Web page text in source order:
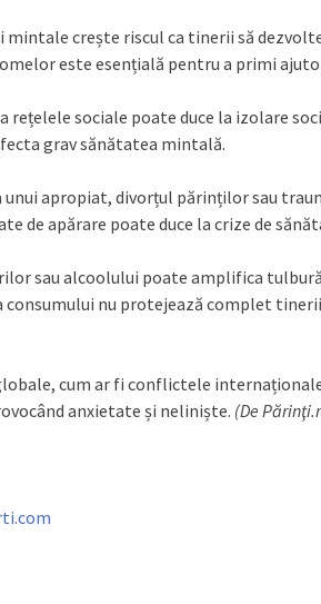
crește riscul ca tinerii să
este esențială pentru a primi
rețelele sociale poate duce la izolare
grav sănătatea mintală.
unui apropiat, divorțul părinților sau
de apărare poate duce la crize de
sau alcoolului poate amplifica
consumului nu protejează complet
cum ar fi conflictele
anxietate și neliniște. (De